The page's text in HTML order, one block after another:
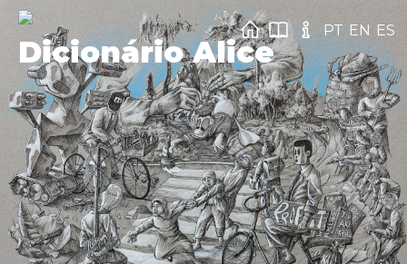
Dicionário Alice
PT EN ES